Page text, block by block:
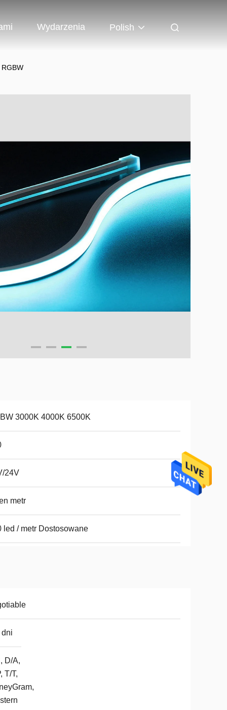
Wydarzenia Polish
3000K 4000K 6500K
24V
metr
led / metr Dostosowane
dni
D/A,
T/T,